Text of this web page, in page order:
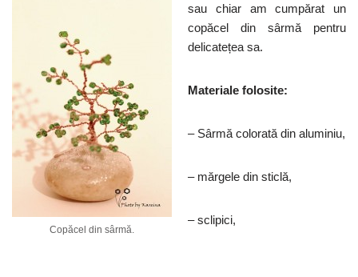
Copăcel din sârmă.
sau chiar am cumpărat un
copăcel din sârmă pentru
delicatețea sa.
Materiale folosite:
– Sârmă colorată din aluminiu,
– mărgele din sticlă,
– sclipici,